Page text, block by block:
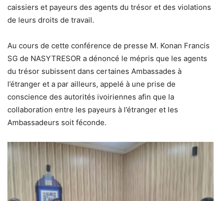
caissiers et payeurs des agents du trésor et des violations
de leurs droits de travail.
Au cours de cette conférence de presse M. Konan Francis
SG de NASYTRESOR a dénoncé le mépris que les agents
du trésor subissent dans certaines Ambassades à
l’étranger et a par ailleurs, appelé à une prise de
conscience des autorités ivoiriennes afin que la
collaboration entre les payeurs à l’étranger et les
Ambassadeurs soit féconde.